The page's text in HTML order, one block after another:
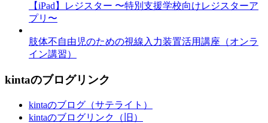
【iPad】レジスター 〜特別支援学校向けレジスターア
プリ〜
肢体不自由児のための視線入力装置活用講座（オンラ
イン講習）
kintaのブログリンク
kintaのブログ（サテライト）
kintaのブログリンク（旧）